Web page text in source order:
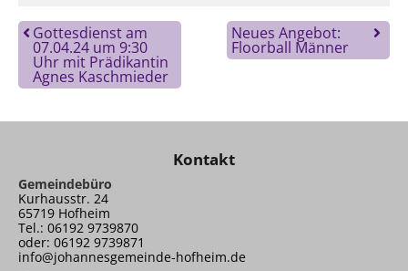
Gottesdienst am
07.04.24 um 9:30
Uhr mit Prädikantin
Agnes Kaschmieder
Neues Angebot:
Floorball Männer
Kontakt
Gemeindebüro
Kurhausstr. 24
65719 Hofheim
Tel.: 06192 9739870
oder: 06192 9739871
info@johannesgemeinde-hofheim.de